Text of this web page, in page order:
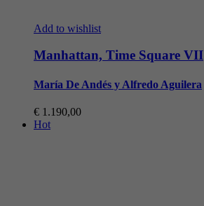
Add to wishlist
Manhattan, Time Square VII
María De Andés y Alfredo Aguilera
€ 1.190,00
Hot